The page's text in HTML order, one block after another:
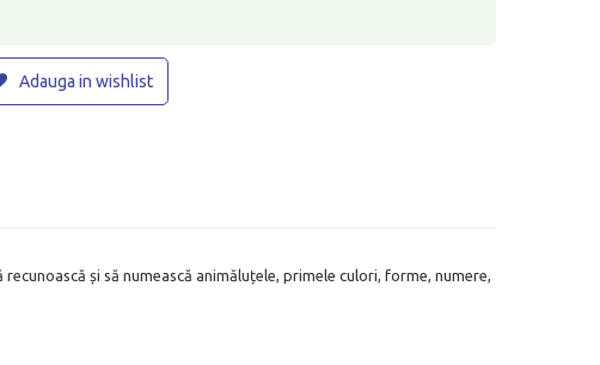
Adauga in wishlist
și să numească animăluțele, primele culori, forme, numere,